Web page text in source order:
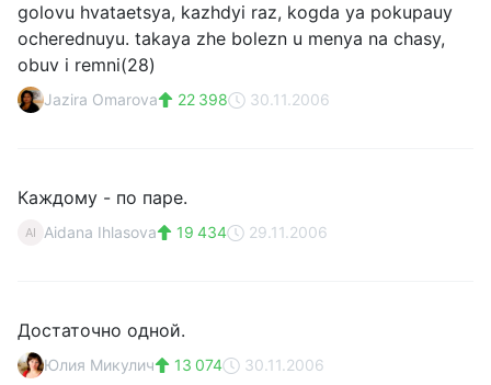
golovu hvataetsya, kazhdyi raz, kogda ya pokupauy
ocherednuyu. takaya zhe bolezn u menya na chasy,
obuv i remni(28)
Jazira Omarova 22 398 30.11.2006
Каждому - по паре.
AI Aidana Ihlasova 19 434 29.11.2006
Достаточно одной.
Юлия Микулич 13 074 30.11.2006